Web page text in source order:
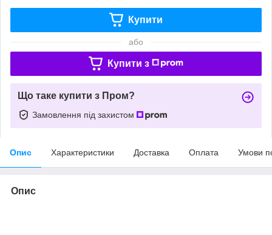
Купити
або
Купити з
Що таке купити з Пром?
Замовлення під захистом
Опис Характеристики Доставка Оплата Умови
Опис